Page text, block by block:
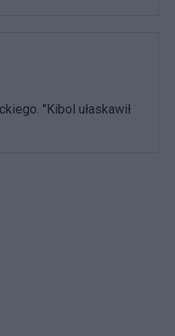
"Kibol ułaskawił